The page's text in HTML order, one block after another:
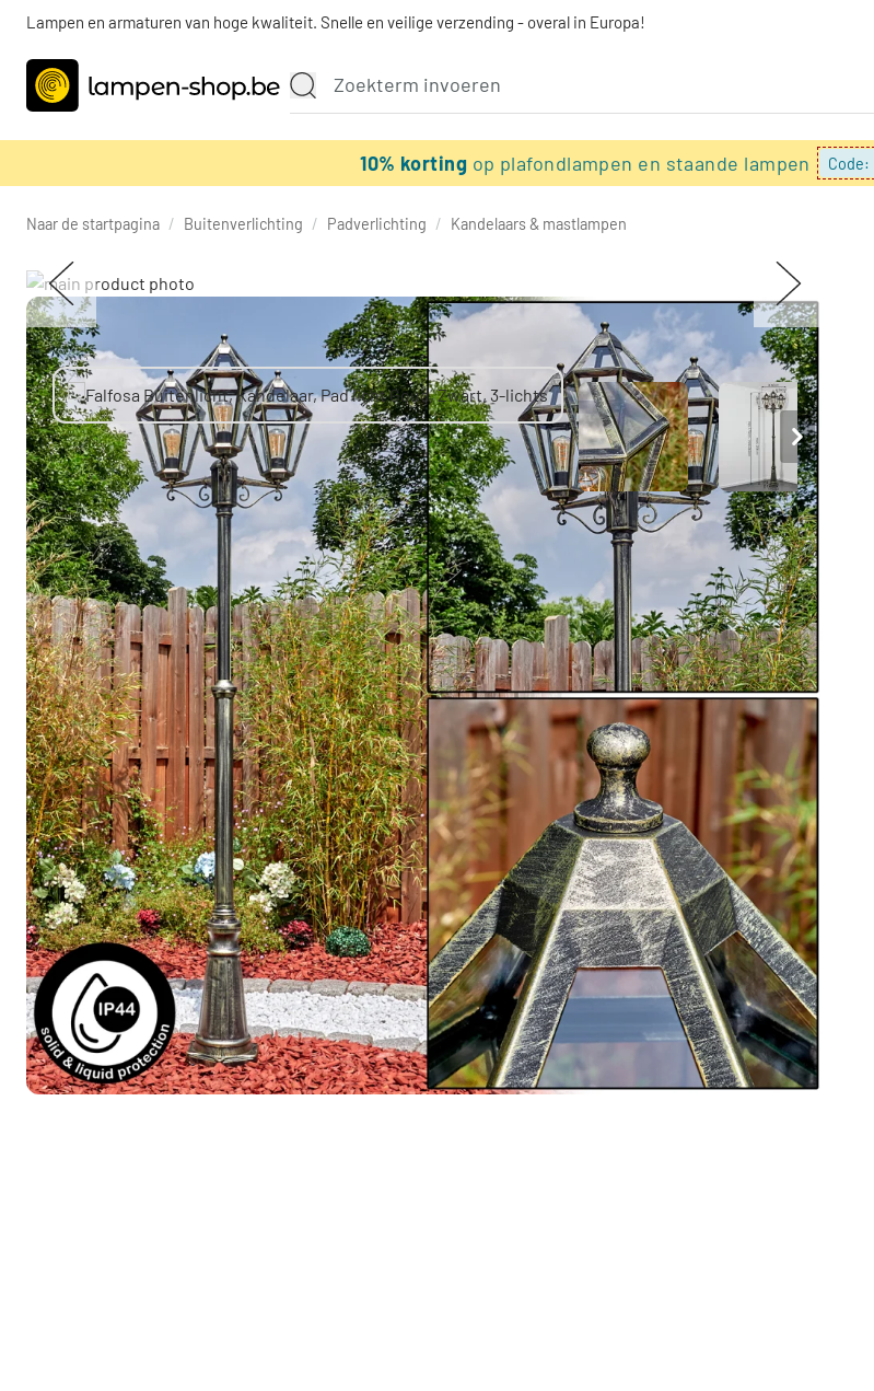
Lampen en armaturen van hoge kwaliteit. Snelle en veilige verzending - overal in Europa!
10% korting op plafondlampen en staande lampen Code:
Naar de startpagina / Buitenverlichting / Padverlichting / Kandelaars & mastlampen